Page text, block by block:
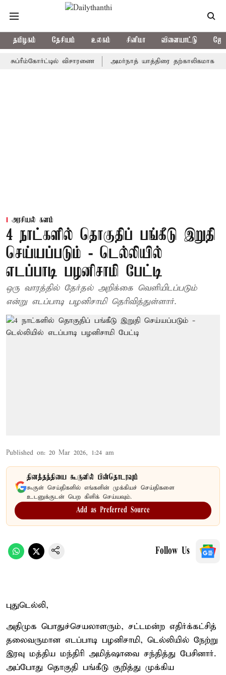
தமிழகம் தேசியம் உலகம் சினிமா விளையாட்டு
விசாரணை அமர்நாத் யாத்திரை தற்காலிகமாக நிறுத்தம்
அரசியல் களம்
4 நாட்களில் தொகுதிப் பங்கீடு இறுதி
செய்யப்படும் - டெல்லியில்
எடப்பாடி பழனிசாமி பேட்டி
ஒரு வாரத்தில் தேர்தல் அறிக்கை வெளியிடப்படும்
என்று எடப்பாடி பழனிசாமி தெரிவித்துள்ளார்.
Published on: 20 Mar 2026, 1:24 am
தினத்தந்தியை கூகுளில் பின்தொடரவும்
கூகுள் செய்திகளில் எங்களின் முக்கியச் செய்திகளை
உடனுக்குடன் பெற கிளிக் செய்யவும்.
Add as Preferred Source
Follow Us
புதுடெல்லி,
அதிமுக பொதுச்செயலாளரும், சட்டமன்ற எதிர்க்கட்சித்
தலைவருமான எடப்பாடி பழனிசாமி, டெல்லியில் நேற்று
இரவு மத்திய மந்திரி அமித்ஷாவை சந்தித்து பேசினார்.
அப்போது தொகுதி பங்கீடு குறித்து முக்கிய